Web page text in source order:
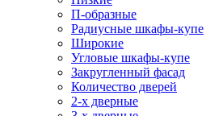
П-образные
Радиусные шкафы-купе
Широкие
Угловые шкафы-купе
Закругленный фасад
Количество дверей
2-х дверные